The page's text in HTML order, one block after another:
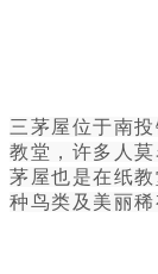
三茅屋位于南
教堂，许多人
茅屋也是在纸
种鸟类及美丽